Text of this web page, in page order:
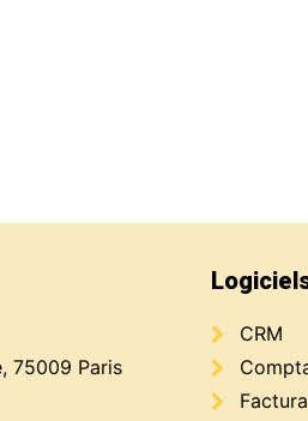
75009 Paris
CRM